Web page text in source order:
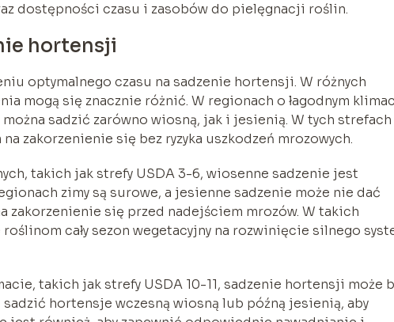
dostępności czasu i zasobów do pielęgnacji roślin.
hortensji
optymalnego czasu na sadzenie hortensji. W różnych
mogą się znacznie różnić. W regionach o łagodnym
sadzić zarówno wiosną, jak i jesienią. W tych strefach
zakorzenienie się bez ryzyka uszkodzeń mrozowych.
takich jak strefy USDA 3-6, wiosenne sadzenie jest
zimy są surowe, a jesienne sadzenie może nie dać
zakorzenienie się przed nadejściem mrozów. W takich
cały sezon wegetacyjny na rozwinięcie silnego
takich jak strefy USDA 10-11, sadzenie hortensji może
hortensje wczesną wiosną lub późną jesienią, aby